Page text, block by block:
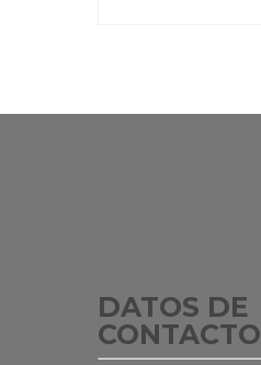
DATOS DE
CONTACTO